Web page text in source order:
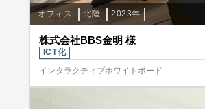
オフィス 北陸 2023年
株式会社BBS金明 様
ICT化
インタラクティブホワイトボード